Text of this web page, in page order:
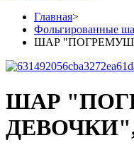
Главная>
Фольгированные
ШАР
ШАР